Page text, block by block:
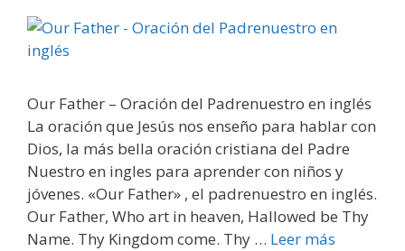
Our Father – Oración del Padrenuestro en inglés
La oración que Jesús nos enseño para hablar con
Dios, la más bella oración cristiana del Padre
Nuestro en ingles para aprender con niños y
jóvenes. «Our Father» , el padrenuestro en inglés.
Our Father, Who art in heaven, Hallowed be Thy
Name. Thy Kingdom come. Thy … Leer más